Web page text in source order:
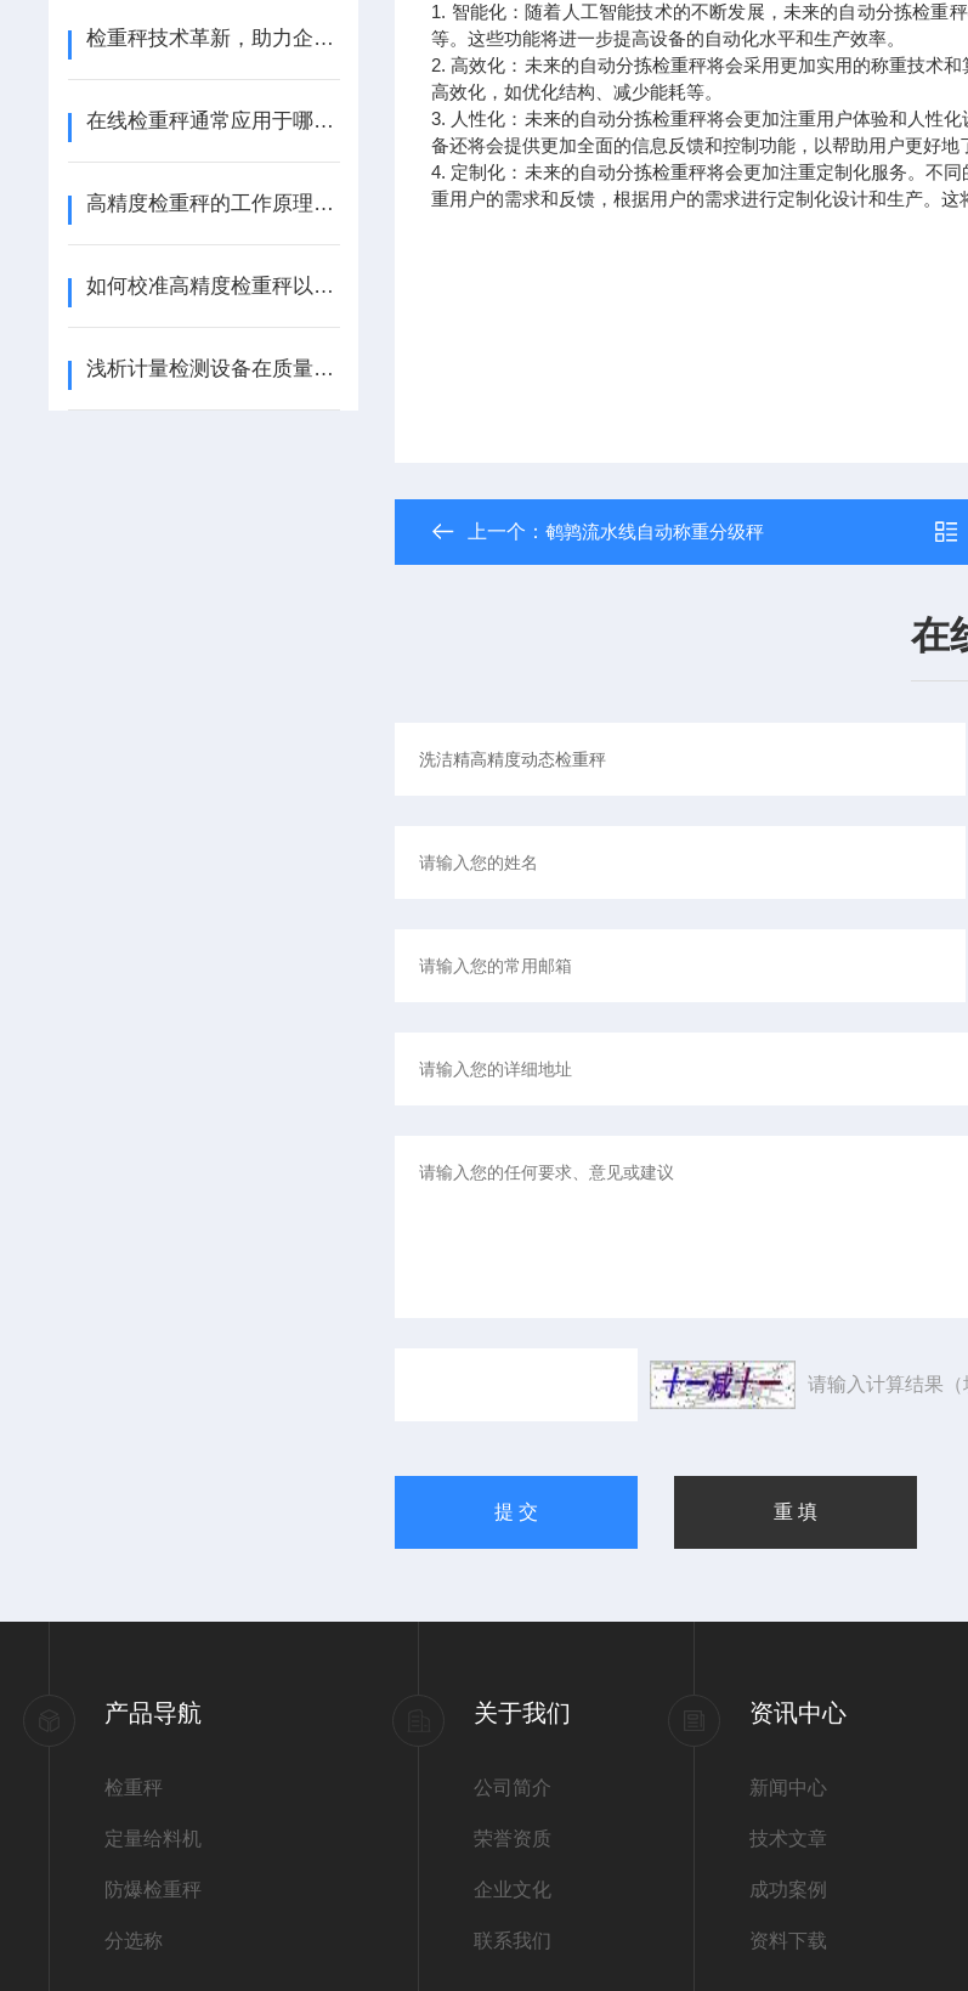
检重秤技术革新，助力企业精准高效生产
在线检重秤通常应用于哪些行业？
高精度检重秤的工作原理与技术分析
如何校准高精度检重秤以确保准确度？
浅析计量检测设备在质量控制中的作用
1. 智能化：随着人工智能技术的不断发展，未来的自动分拣检重
等。这些功能将进一步提高设备的自动化水平和生产效率。
2. 高效化：未来的自动分拣检重秤将会采用更加实用的称重技术
高效化，如优化结构、减少能耗等。
3. 人性化：未来的自动分拣检重秤将会更加注重用户体验和人性
备还将会提供更加全面的信息反馈和控制功能，以帮助用户更好地
4. 定制化：未来的自动分拣检重秤将会更加注重定制化服务。不
重用户的需求和反馈，根据用户的需求进行定制化设计和生产。这
上一个：鹌鹑流水线自动称重分级秤
在
请输入计算结果
产品导航
检重秤
定量给料机
防爆检重秤
分选称
关于我们
公司简介
荣誉资质
企业文化
联系我们
资讯中心
新闻中心
技术文章
成功案例
资料下载